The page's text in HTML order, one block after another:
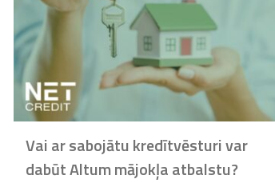
Vai ar sabojātu kredītvēsturi var
dabūt Altum mājokļa atbalstu?